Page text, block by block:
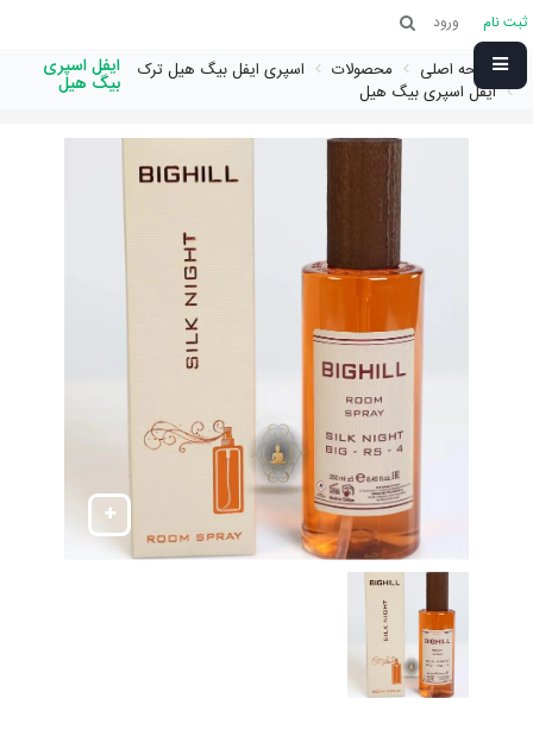
ثبت نام ورود
صفحه اصلی محصولات
اسپری ایفل بیگ هیل ترک
ایفل اسپری بیگ هیل
ایفل اسپری
بیگ هیل